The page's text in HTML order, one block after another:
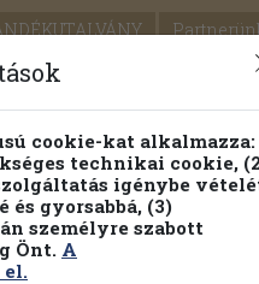
SEGÍTSÉG
FENNTARTHATÓ
Témaköri fa
cookie-kat alkalmazza:
technikai cookie,
igénybe
és gyorsabbá, (3)
személyre szabott
Önt. A